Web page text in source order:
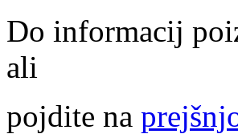
Do informacij
ali
pojdite na